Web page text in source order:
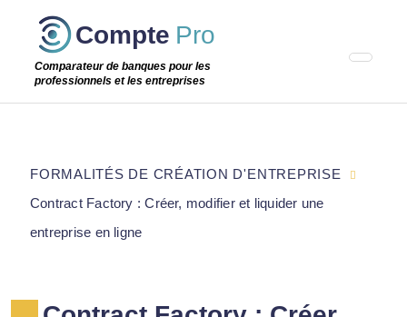
Passer
étape
Compte Pro
Comparateur de banques pour les
professionnels et les entreprises
FORMALITÉS DE CRÉATION D'ENTREPRISE
Contract Factory : Créer, modifier et liquider une
entreprise en ligne